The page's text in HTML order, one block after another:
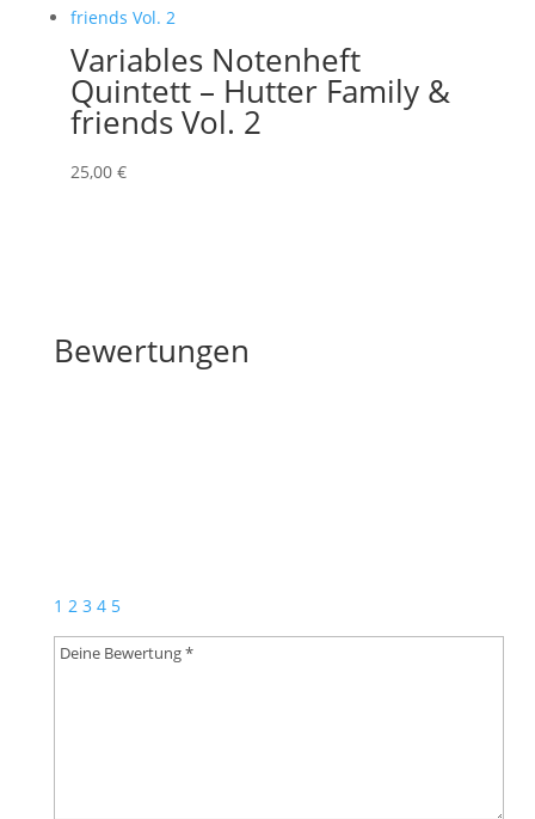
Variables Notenheft
Quintett – Hutter Family &
friends Vol. 2
25,00 €
Bewertungen
1 2 3 4 5